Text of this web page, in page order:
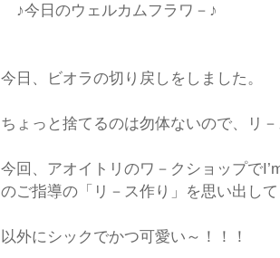
♪今日のウェルカムフラワ－♪
今日、ビオラの切り戻しをしました。
ちょっと捨てるのは勿体ないので、リ
今回、アオイトリのワ－クショップで
のご指導の「リ－ス作り」を思い出し
以外にシックでかつ可愛い～！！！